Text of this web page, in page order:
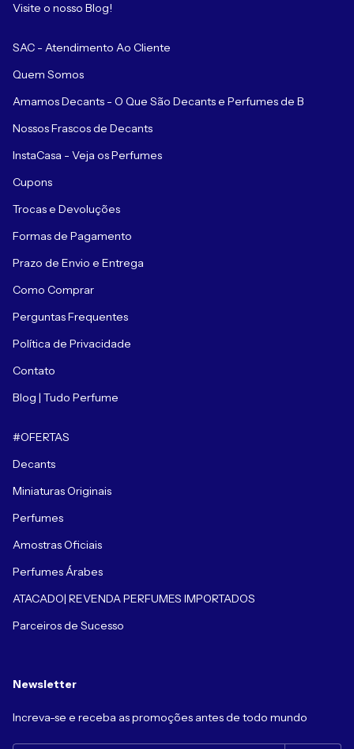
Visite o nosso Blog!
SAC - Atendimento Ao Cliente
Quem Somos
Amamos Decants - O Que São Decants e Perfumes de B
Nossos Frascos de Decants
InstaCasa - Veja os Perfumes
Cupons
Trocas e Devoluções
Formas de Pagamento
Prazo de Envio e Entrega
Como Comprar
Perguntas Frequentes
Política de Privacidade
Contato
Blog | Tudo Perfume
#OFERTAS
Decants
Miniaturas Originais
Perfumes
Amostras Oficiais
Perfumes Árabes
ATACADO| REVENDA PERFUMES IMPORTADOS
Parceiros de Sucesso
Newsletter
Increva-se e receba as promoções antes de todo mundo